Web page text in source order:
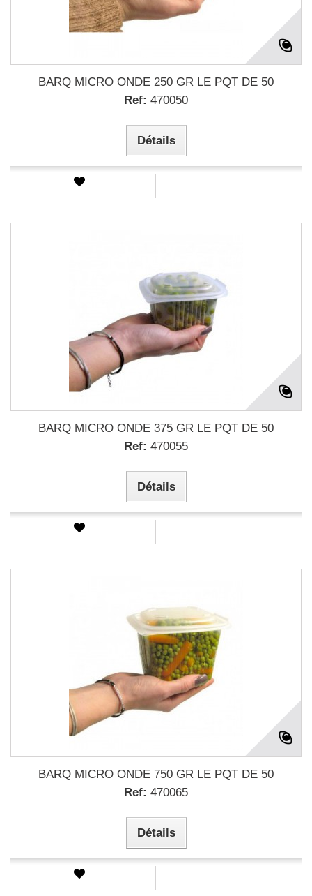
BARQ MICRO ONDE 250 GR LE PQT DE 50
Ref: 470050
Détails
BARQ MICRO ONDE 375 GR LE PQT DE 50
Ref: 470055
Détails
BARQ MICRO ONDE 750 GR LE PQT DE 50
Ref: 470065
Détails